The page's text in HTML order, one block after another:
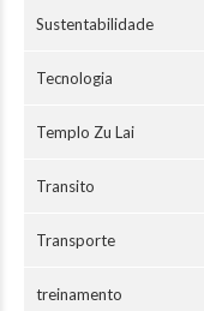
Sustentabilidade
Tecnologia
Templo Zu Lai
Transito
Transporte
treinamento